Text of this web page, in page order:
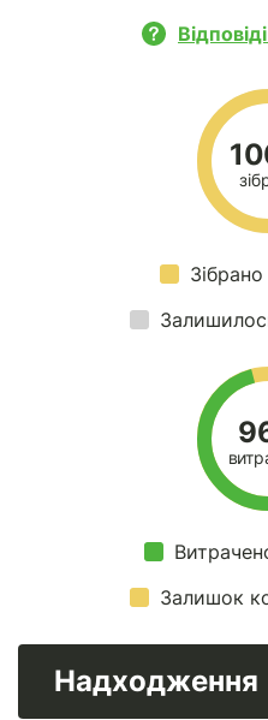
Зібрано
Залишок
Надходження